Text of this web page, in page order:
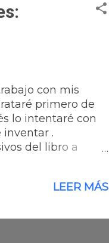
con mis
primero de
lo intentaré con
inventar .
del libro a
. Saludos
años que me
LEER MÁS